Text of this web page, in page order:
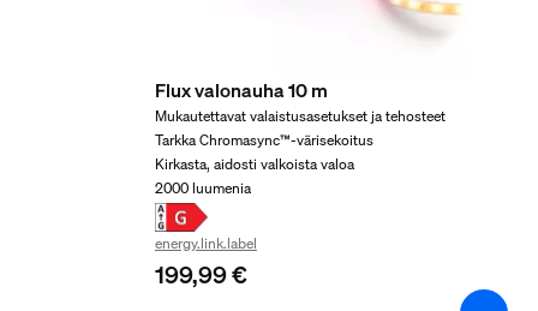
Pakkauksen mitat ja
EAN/UPC – tuote
8719514342309
Nettopaino
0,1 kg
Bruttopaino
0,16 kg
Korkeus
Flux valonauha 10 m
Mukautettavat valaistusasetukset ja tehosteet
Tarkka Chromasync™-värisekoitus
Kirkasta, aidosti valkoista valoa
2000 luumenia
energy.link.label
199,99 €